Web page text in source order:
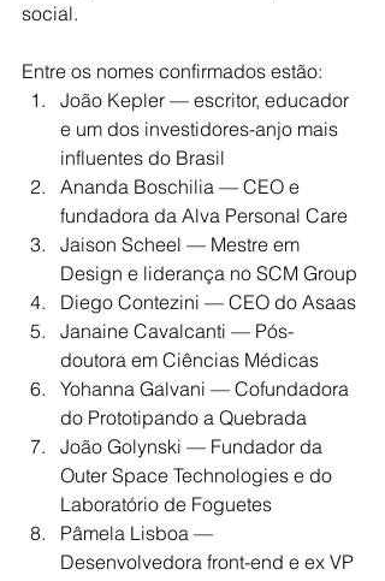
social.
Entre os nomes confirmados estão:
João Kepler — escritor, educador
e um dos investidores-anjo mais
influentes do Brasil
Ananda Boschilia — CEO e
fundadora da Alva Personal Care
Jaison Scheel — Mestre em
Design e liderança no SCM Group
Diego Contezini — CEO do Asaas
Janaine Cavalcanti — Pós-
doutora em Ciências Médicas
Yohanna Galvani — Cofundadora
do Prototipando a Quebrada
João Golynski — Fundador da
Outer Space Technologies e do
Laboratório de Foguetes
Pâmela Lisboa —
Desenvolvedora front-end e ex VP